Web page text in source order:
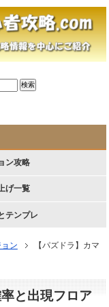
ン攻略
げ一覧
テンプレ
ン
【パズドラ】カマ
と出現フロア